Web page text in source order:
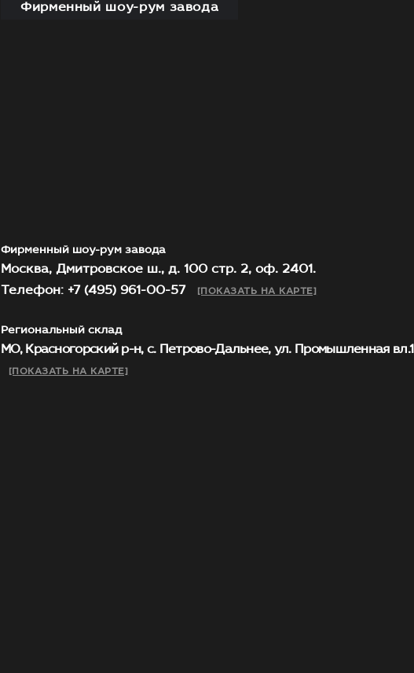
Фирменный шоу-рум завода
Фирменный шоу-рум завода
Москва, Дмитровское ш., д. 100 стр. 2, оф. 2401.
Телефон: +7 (495) 961-00-57
[ПОКАЗАТЬ НА КАРТЕ]
Региональный склад
МО, Красногорский р-н, с. Петрово-Дальнее, ул. Промышленная
[ПОКАЗАТЬ НА КАРТЕ]